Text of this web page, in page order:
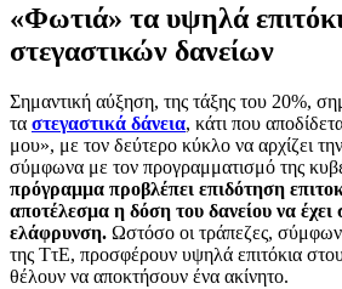
«Φωτιά» τα υψηλά
στεγαστικών δανείων
Σημαντική αύξηση, της τάξης του 20%,
τα στεγαστικά δάνεια, κάτι που
μου», με τον δεύτερο κύκλο να αρχίζει
σύμφωνα με τον προγραμματισμό της
πρόγραμμα προβλέπει επιδότηση
αποτέλεσμα η δόση του δανείου να έχει
ελάφρυνση. Ωστόσο οι τράπεζες,
της ΤτΕ, προσφέρουν υψηλά επιτόκια
θέλουν να αποκτήσουν ένα ακίνητο.